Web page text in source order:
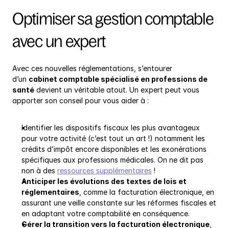
Optimiser sa gestion comptable
avec un expert
Avec ces nouvelles réglementations, s’entourer
d’un cabinet comptable spécialisé en professions de
santé devient un véritable atout. Un expert peut vous
apporter son conseil pour vous aider à :
Identifier les dispositifs fiscaux les plus avantageux
pour votre activité (c’est tout un art !) notamment les
crédits d’impôt encore disponibles et les exonérations
spécifiques aux professions médicales. On ne dit pas
non à des ressources supplémentaires !
Anticiper les évolutions des textes de lois et
réglementaires , comme la facturation électronique, en
assurant une veille constante sur les réformes fiscales et
en adaptant votre comptabilité en conséquence.
Gérer la transition vers la facturation électronique